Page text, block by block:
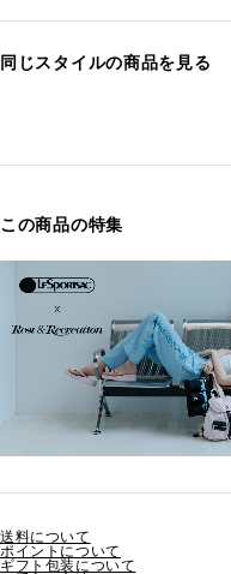
同じスタイルの商品を見る
この商品の特集
送料について
ポイントについて
ギフト包装について